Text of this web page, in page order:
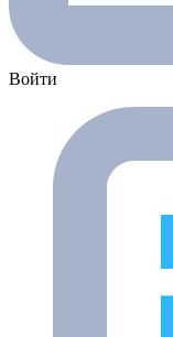
Войти